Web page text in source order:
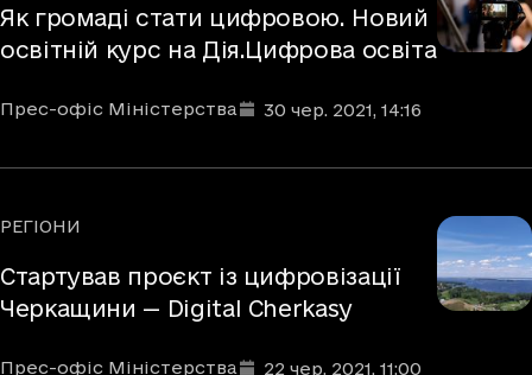
Як громаді стати цифровою. Новий
освітній курс на Дія.Цифрова освіта
Автори
Прес-офіс Міністерства
Дата та час публікації: 30 чер. 2021, 14:16
Рубрики
РЕГІОНИ
Стартував проєкт із цифровізації
Черкащини — Digital Cherkasy
Автори
Прес-офіс Міністерства
Дата та час публікації: 22 чер. 2021, 11:00